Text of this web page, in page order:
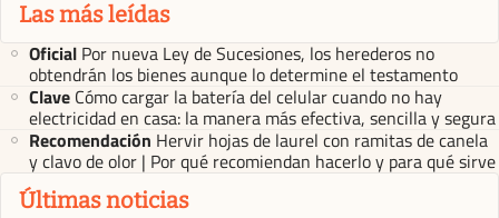
Las más leídas
Oficial Por nueva Ley de Sucesiones, los herederos no
obtendrán los bienes aunque lo determine el testamento
Clave Cómo cargar la batería del celular cuando no hay
electricidad en casa: la manera más efectiva, sencilla y segura
Recomendación Hervir hojas de laurel con ramitas de canela
y clavo de olor | Por qué recomiendan hacerlo y para qué sirve
Últimas noticias